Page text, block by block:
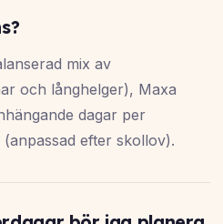
mix av
och långhelger), Maxa
dagar per
efter skollov).